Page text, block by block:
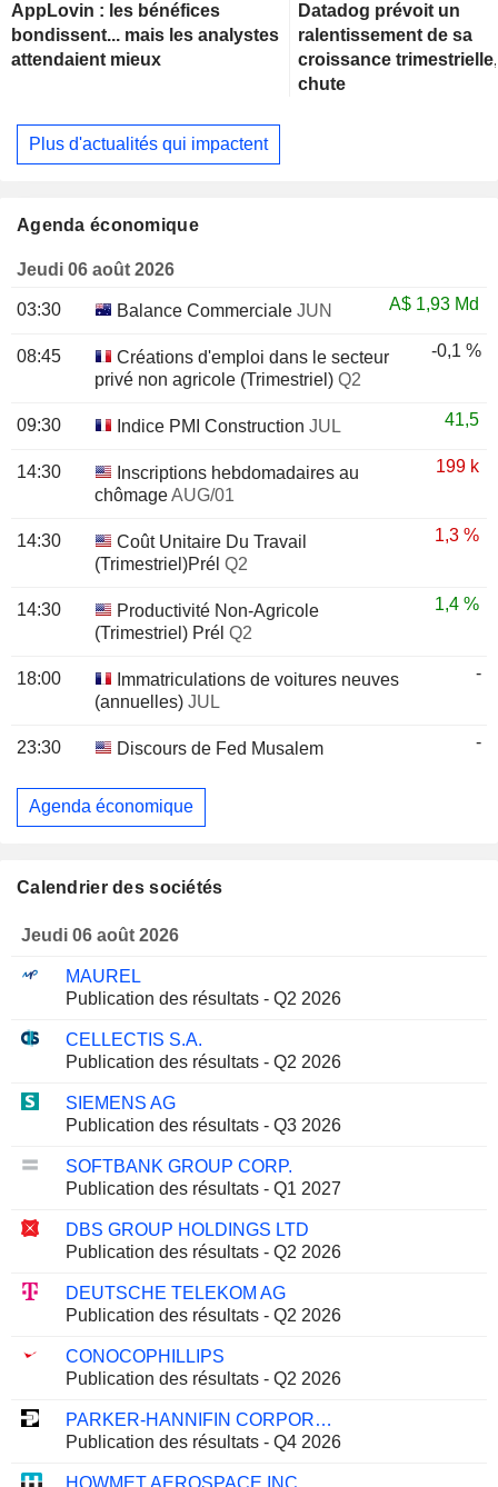
AppLovin : les bénéfices
bondissent... mais les analystes
attendaient mieux
Datadog prévoit un
ralentissement de sa
croissance
chute
Plus d'actualités qui impactent
Agenda économique
Jeudi 06 août 2026
03:30 Balance Commerciale JUN A$ 1,93 Md
08:45
Créations d'emploi dans le secteur
privé non agricole (Trimestriel) Q2
-0,1 %
09:30 Indice PMI Construction JUL 41,5
14:30
Inscriptions hebdomadaires au
chômageAUG/01
199 k
14:30
Coût Unitaire Du Travail
(Trimestriel)Prél Q2
1,3 %
14:30
Productivité Non-Agricole
(Trimestriel) Prél Q2
1,4 %
18:00
Immatriculations de voitures neuves
(annuelles) JUL
-
23:30 Discours de Fed Musalem -
Agenda économique
Calendrier des sociétés
Jeudi 06 août 2026
MAUREL
Publication des résultats - Q2 2026
CELLECTIS S.A.
Publication des résultats - Q2 2026
SIEMENS AG
Publication des résultats - Q3 2026
SOFTBANK GROUP CORP.
Publication des résultats - Q1 2027
DBS GROUP HOLDINGS LTD
Publication des résultats - Q2 2026
DEUTSCHE TELEKOM AG
Publication des résultats - Q2 2026
CONOCOPHILLIPS
Publication des résultats - Q2 2026
PARKER-HANNIFIN CORPORATION
Publication des résultats - Q4 2026
HOWMET AEROSPACE INC.